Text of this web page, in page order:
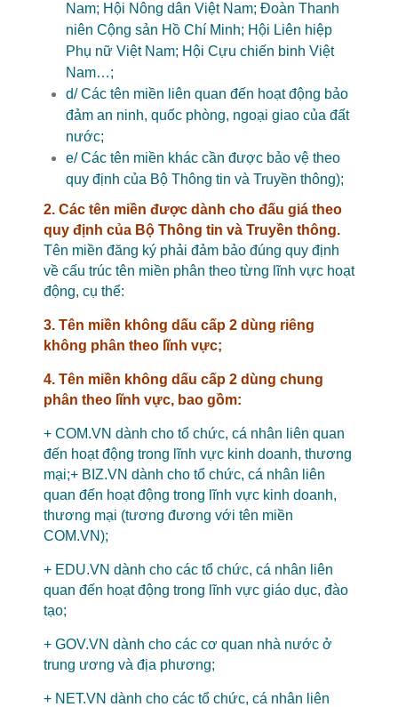
Nam; Hội Nông dân Việt Nam; Đoàn Thanh
niên Cộng sản Hồ Chí Minh; Hội Liên hiệp
Phụ nữ Việt Nam; Hội Cựu chiến binh Việt
Nam…;
d/ Các tên miền liên quan đến hoạt động bảo
đảm an ninh, quốc phòng, ngoại giao của đất
nước;
e/ Các tên miền khác cần được bảo vệ theo
quy định của Bộ Thông tin và Truyền thông);
2. Các tên miền được dành cho đấu giá theo
quy định của Bộ Thông tin và Truyền thông.
Tên miền đăng ký phải đảm bảo đúng quy định
về cấu trúc tên miền phân theo từng lĩnh vực hoạt
động, cụ thể:
3. Tên miền không dấu cấp 2 dùng riêng
không phân theo lĩnh vực;
4. Tên miền không dấu cấp 2 dùng chung
phân theo lĩnh vực, bao gồm:
+ COM.VN dành cho tổ chức, cá nhân liên quan
đến hoạt động trong lĩnh vực kinh doanh, thương
mại;+ BIZ.VN dành cho tổ chức, cá nhân liên
quan đến hoạt động trong lĩnh vực kinh doanh,
thương mại (tương đương với tên miền
COM.VN);
+ EDU.VN dành cho các tổ chức, cá nhân liên
quan đến hoạt động trong lĩnh vực giáo dục, đào
tạo;
+ GOV.VN dành cho các cơ quan nhà nước ở
trung ương và địa phương;
+ NET.VN dành cho các tổ chức, cá nhân liên